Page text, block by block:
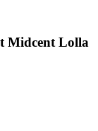
Midcent Lolla